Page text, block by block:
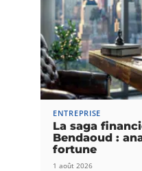
ENTREPRISE
La saga
Bendaoud :
fortune
1 août 2026